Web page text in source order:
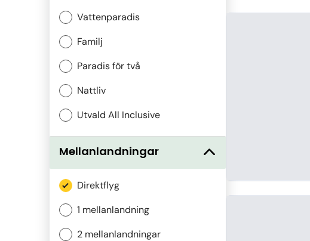
Vattenparadis
Familj
Paradis för två
Nattliv
Utvald All Inclusive
Mellanlandningar
Direktflyg
1 mellanlandning
2 mellanlandningar